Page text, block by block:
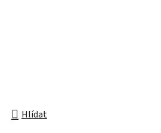
Hlídat